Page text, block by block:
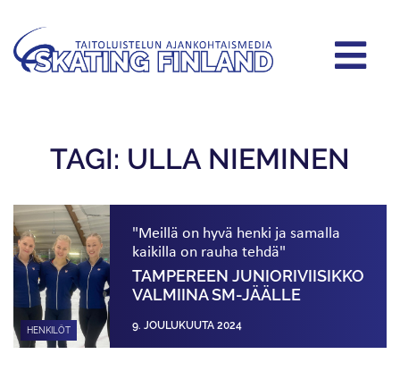
TAGI: ULLA NIEMINEN
HENKILÖT
"Meillä on hyvä henki ja samalla
kaikilla on rauha tehdä"
TAMPEREEN JUNIORIVIISIKKO
VALMIINA SM-JÄÄLLE
9. JOULUKUUTA 2024